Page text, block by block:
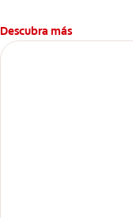
Descubra más